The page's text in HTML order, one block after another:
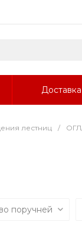
Доставка
лестниц /
поручней